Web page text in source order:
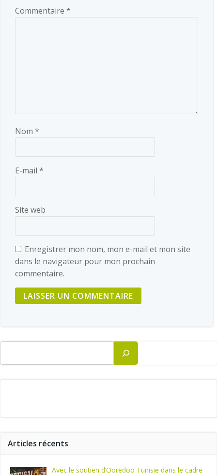
Commentaire *
Nom *
E-mail *
Site web
Enregistrer mon nom, mon e-mail et mon site
dans le navigateur pour mon prochain
commentaire.
Rechercher
Articles récents
Avec le soutien d’Ooredoo Tunisie dans le cadre